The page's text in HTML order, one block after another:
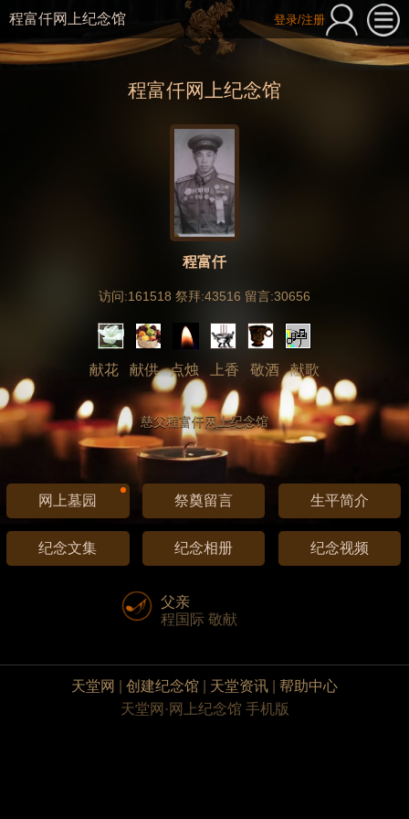
程富仟网上纪念馆 登录/注册
程富仟网上纪念馆
程富仟
访问:161518 祭拜:43516 留言:30656
献花 献供 点烛 上香 敬酒 献歌
慈父程富仟网上纪念馆
网上墓园 祭奠留言 生平简介
纪念文集 纪念相册 纪念视频
父亲
程国际 敬献
天堂网 创建纪念馆 天堂资讯
帮助中心
天堂网·网上纪念馆 手机版